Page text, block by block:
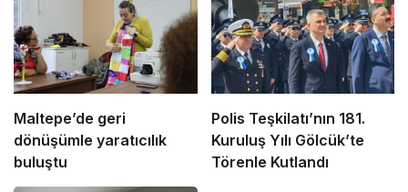
Maltepe’de geri
dönüşümle yaratıcılık
buluştu
Polis Teşkilatı’nın 181.
Kuruluş Yılı Gölcük’te
Törenle Kutlandı